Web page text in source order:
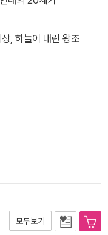
, 하늘이 내린 왕조
모두보기